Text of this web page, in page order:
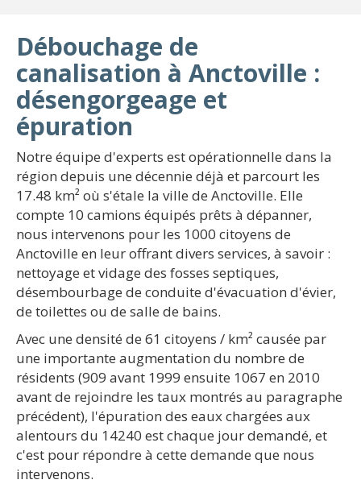
Débouchage de
canalisation à Anctoville :
désengorgeage et
épuration
Notre équipe d'experts est opérationnelle dans la
région depuis une décennie déjà et parcourt les
17.48 km² où s'étale la ville de Anctoville. Elle
compte 10 camions équipés prêts à dépanner,
nous intervenons pour les 1000 citoyens de
Anctoville en leur offrant divers services, à savoir :
nettoyage et vidage des fosses septiques,
désembourbage de conduite d'évacuation d'évier,
de toilettes ou de salle de bains.
Avec une densité de 61 citoyens / km² causée par
une importante augmentation du nombre de
résidents (909 avant 1999 ensuite 1067 en 2010
avant de rejoindre les taux montrés au paragraphe
précédent), l'épuration des eaux chargées aux
alentours du 14240 est chaque jour demandé, et
c'est pour répondre à cette demande que nous
intervenons.